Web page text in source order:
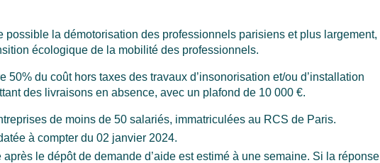
possible la démotorisation des professionnels parisiens et plus largement,
écologique de la mobilité des professionnels.
50% du coût hors taxes des travaux d’insonorisation et/ou d’installation
des livraisons en absence, avec un plafond de 10 000 €.
de moins de 50 salariés, immatriculées au RCS de Paris.
à compter du 02 janvier 2024.
après le dépôt de demande d’aide est estimé à une semaine. Si la réponse